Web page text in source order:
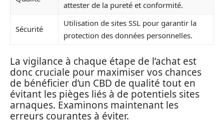
attester de la pureté et conformité.
Sécurité
Utilisation de sites SSL pour garantir la
protection des données personnelles.
La vigilance à chaque étape de l’achat est
donc cruciale pour maximiser vos chances
de bénéficier d’un CBD de qualité tout en
évitant les pièges liés à de potentiels sites
arnaques. Examinons maintenant les
erreurs courantes à éviter.